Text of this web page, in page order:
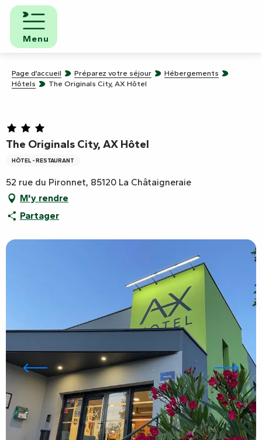
Aller
contenu
principal
Menu
Page d’accueil Préparez votre séjour
Hébergements
Hôtels
The Originals City, AX Hôtel
The Originals City, AX Hôtel
HÔTEL - RESTAURANT
52 rue du Pironnet, 85120 La Châtaigneraie
M'y rendre
Partager